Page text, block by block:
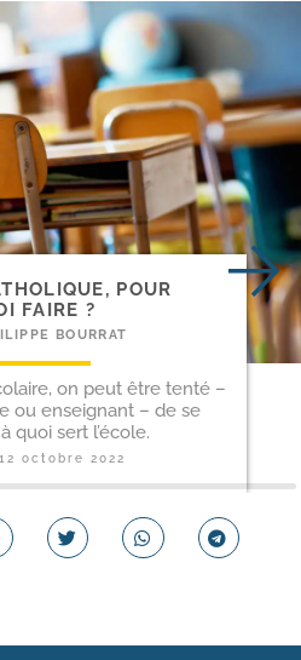
POUR
FAIRE ?
BOURRAT
on peut être tenté –
ou enseignant – de se
quoi sert l’école.
12 octobre 2022